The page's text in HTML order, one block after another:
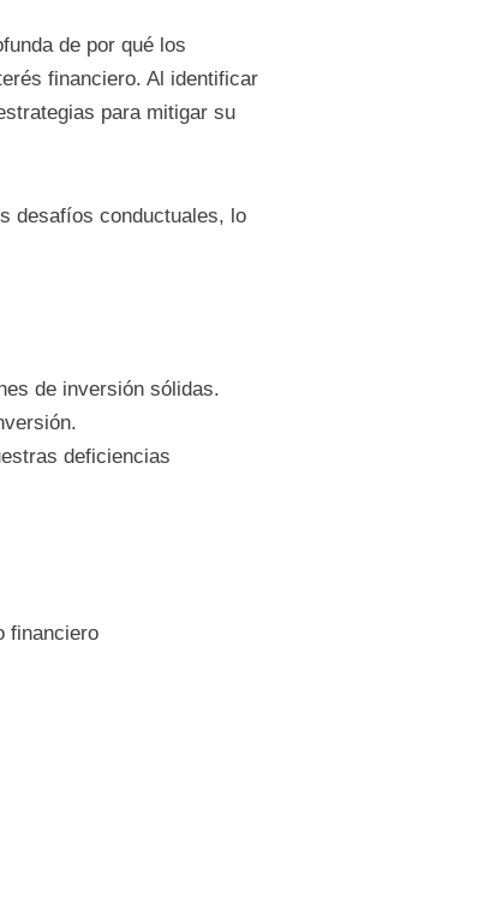
de por qué los
financiero. Al identificar
para mitigar su
desafíos conductuales, lo
de inversión sólidas.
deficiencias
financiero